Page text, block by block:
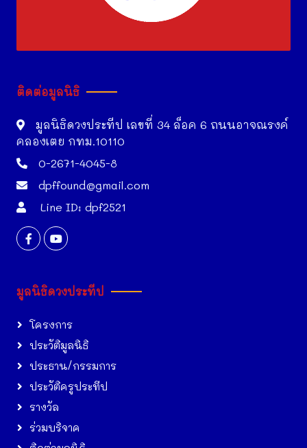
ติดต่อมูลนิธิ
มูลนิธิดวงประทีป เลขที่ 34 ล็อค 6 ถนนอาจณรงค์
คลองเตย กทม.10110
0-2671-4045-8
dpffound@gmail.com
Line ID: dpf2521
มูลนิธิดวงประทีป
โครงการ
ประวัติมูลนิธิ
ประธาน/กรรมการ
ประวัติครูประทีป
รางวัล
ร่วมบริจาค